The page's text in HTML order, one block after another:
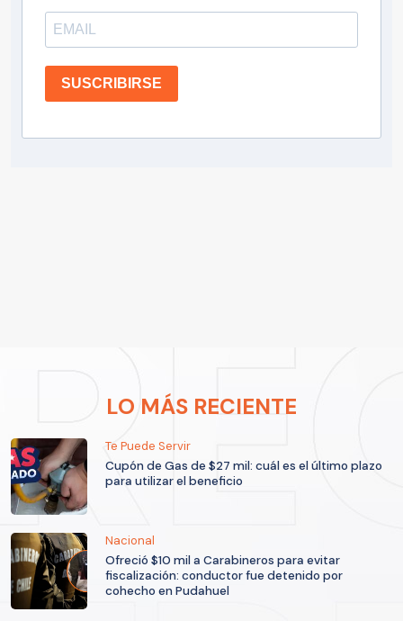
SUSCRIBIRSE
LO MÁS RECIENTE
Te Puede Servir
Cupón de Gas de $27 mil: cuál es el último plazo
para utilizar el beneficio
Nacional
Ofreció $10 mil a Carabineros para evitar
fiscalización: conductor fue detenido por
cohecho en Pudahuel